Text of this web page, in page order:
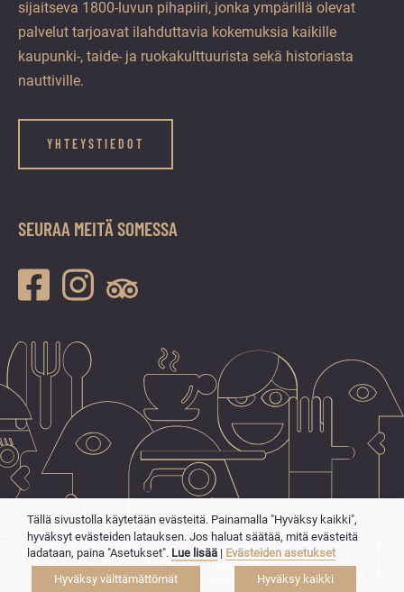
sijaitseva 1800-luvun pihapiiri, jonka ympärillä olevat
palvelut tarjoavat ilahduttavia kokemuksia kaikille
kaupunki-, taide- ja ruokakulttuurista sekä historiasta
nauttiville.
YHTEYSTIEDOT
SEURAA MEITÄ SOMESSA
Tällä sivustolla käytetään evästeitä. Painamalla "Hyväksy kaikki",
hyväksyt evästeiden latauksen. Jos haluat säätää, mitä evästeitä
ladataan, paina "Asetukset". Lue lisää | Evästeiden asetukset
Hyväksy välttämättömät
Hyväksy kaikki